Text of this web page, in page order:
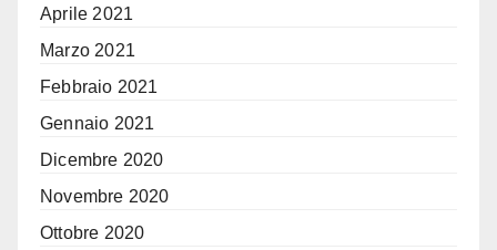
Aprile 2021
Marzo 2021
Febbraio 2021
Gennaio 2021
Dicembre 2020
Novembre 2020
Ottobre 2020